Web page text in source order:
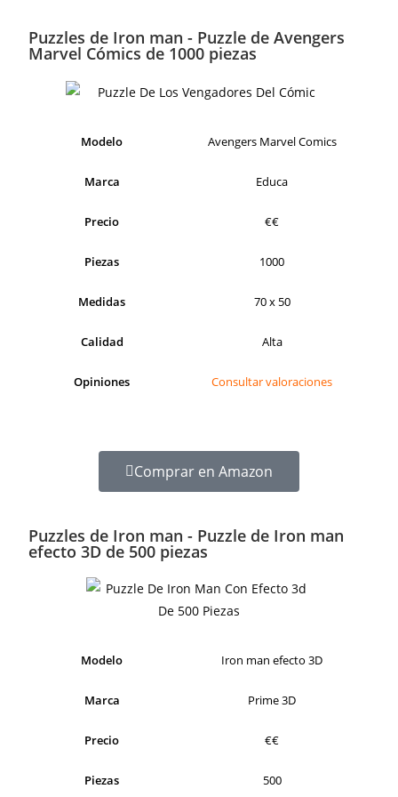
Puzzles de Iron man - Puzzle de Avengers
Marvel Cómics de 1000 piezas
Modelo Avengers Marvel Comics
Marca Educa
Precio €€
Piezas 1000
Medidas 70 x 50
Calidad Alta
Opiniones Consultar valoraciones
Comprar en Amazon
Puzzles de Iron man - Puzzle de Iron man
efecto 3D de 500 piezas
Modelo Iron man efecto 3D
Marca Prime 3D
Precio €€
Piezas 500